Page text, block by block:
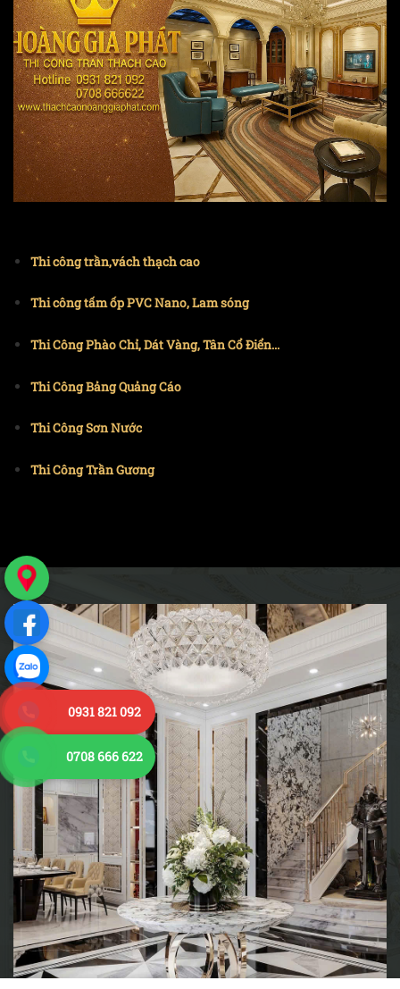
Thi công trần,vách thạch cao
Thi công tấm ốp PVC Nano, Lam sóng
Thi Công Phào Chỉ, Dát Vàng, Tân Cổ Điển...
Thi Công Bảng Quảng Cáo
Thi Công Sơn Nước
Thi Công Trần Gương
0931 821 092
0708 666 622